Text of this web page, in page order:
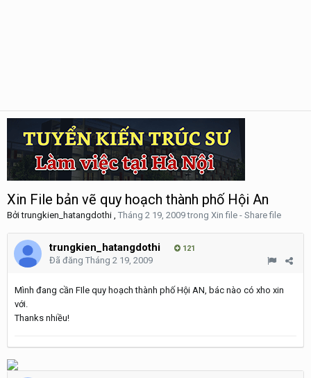
Xin File bản vẽ quy hoạch thành phố Hội An
Bởitrungkien_hatangdothi , Tháng 2 19, 2009trong Xin file - Share file
trungkien_hatangdothi 121
Đã đăng Tháng 2 19, 2009
Mình đang cần FIle quy hoạch thành phố Hội AN, bác nào có xho xin
với.
Thanks nhiều!